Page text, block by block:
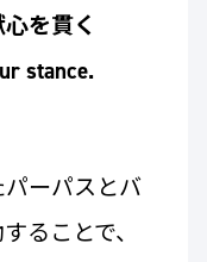
を貫く
stance.
ーパスとバ
ることで、